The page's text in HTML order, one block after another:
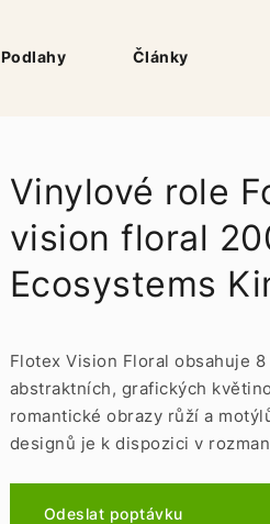
Podlahy Články
Vinylové role
vision floral
Ecosystems
Flotex Vision Floral obsahuje
abstraktních, grafických
romantické obrazy růží a
designů je k dispozici v
Odeslat poptávku